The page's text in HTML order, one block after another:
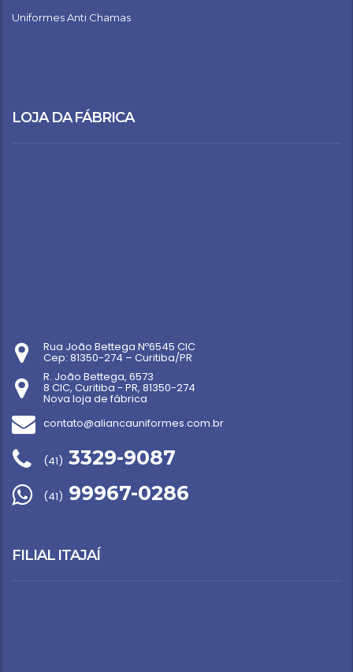
Uniformes Anti Chamas
LOJA DA FÁBRICA
Rua João Bettega Nº6545 CIC
Cep: 81350-274 – Curitiba/PR
R. João Bettega, 6573
8 CIC, Curitiba - PR, 81350-274
Nova loja de fábrica
contato@aliancauniformes.com.br
(41) 3329-9087
(41) 99967-0286
FILIAL ITAJAÍ